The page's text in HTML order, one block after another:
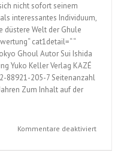
nicht sofort seinem
interessantes Individuum,
düstere Welt der Ghule
cat1detail=“ “
Ghoul Autor Sui Ishida
Yuko Keller Verlag KAZÉ
88921-205-7 Seitenanzahl
Zum Inhalt auf der
Kommentare deaktiviertfür